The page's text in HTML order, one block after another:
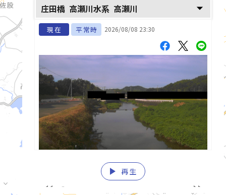
庄田橋 高瀬川水系 高瀬川 arrow_drop_down
現在 平常時 2026/08/08 23:30
play_arrow 再生
fast_rewind fast_forward